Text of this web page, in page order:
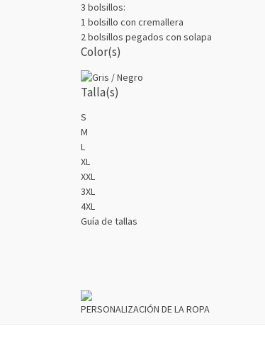
3 bolsillos:
1 bolsillo con cremallera
2 bolsillos pegados con solapa
Color(s)
Talla(s)
S
M
L
XL
XXL
3XL
4XL
Guía de tallas
PERSONALIZACIÓN DE LA ROPA